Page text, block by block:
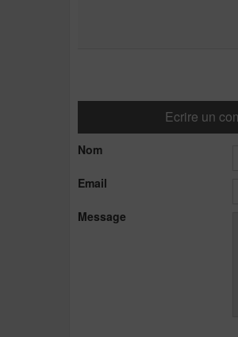
Ecrire un
Nom
Email
Message